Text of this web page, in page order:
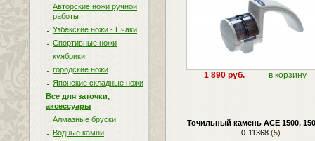
Авторские ножи ручной
работы
Узбекские ножи - Пчаки
Спортивные ножи
куябрики
городские ножи
Японские складные ножи
Все для заточки,
аксессуары
Алмазные бруски
Водные камни
1 890 руб. в корзину
Точильный камень ACE 1500,
0-11368 (5)